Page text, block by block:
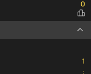
0
1
: